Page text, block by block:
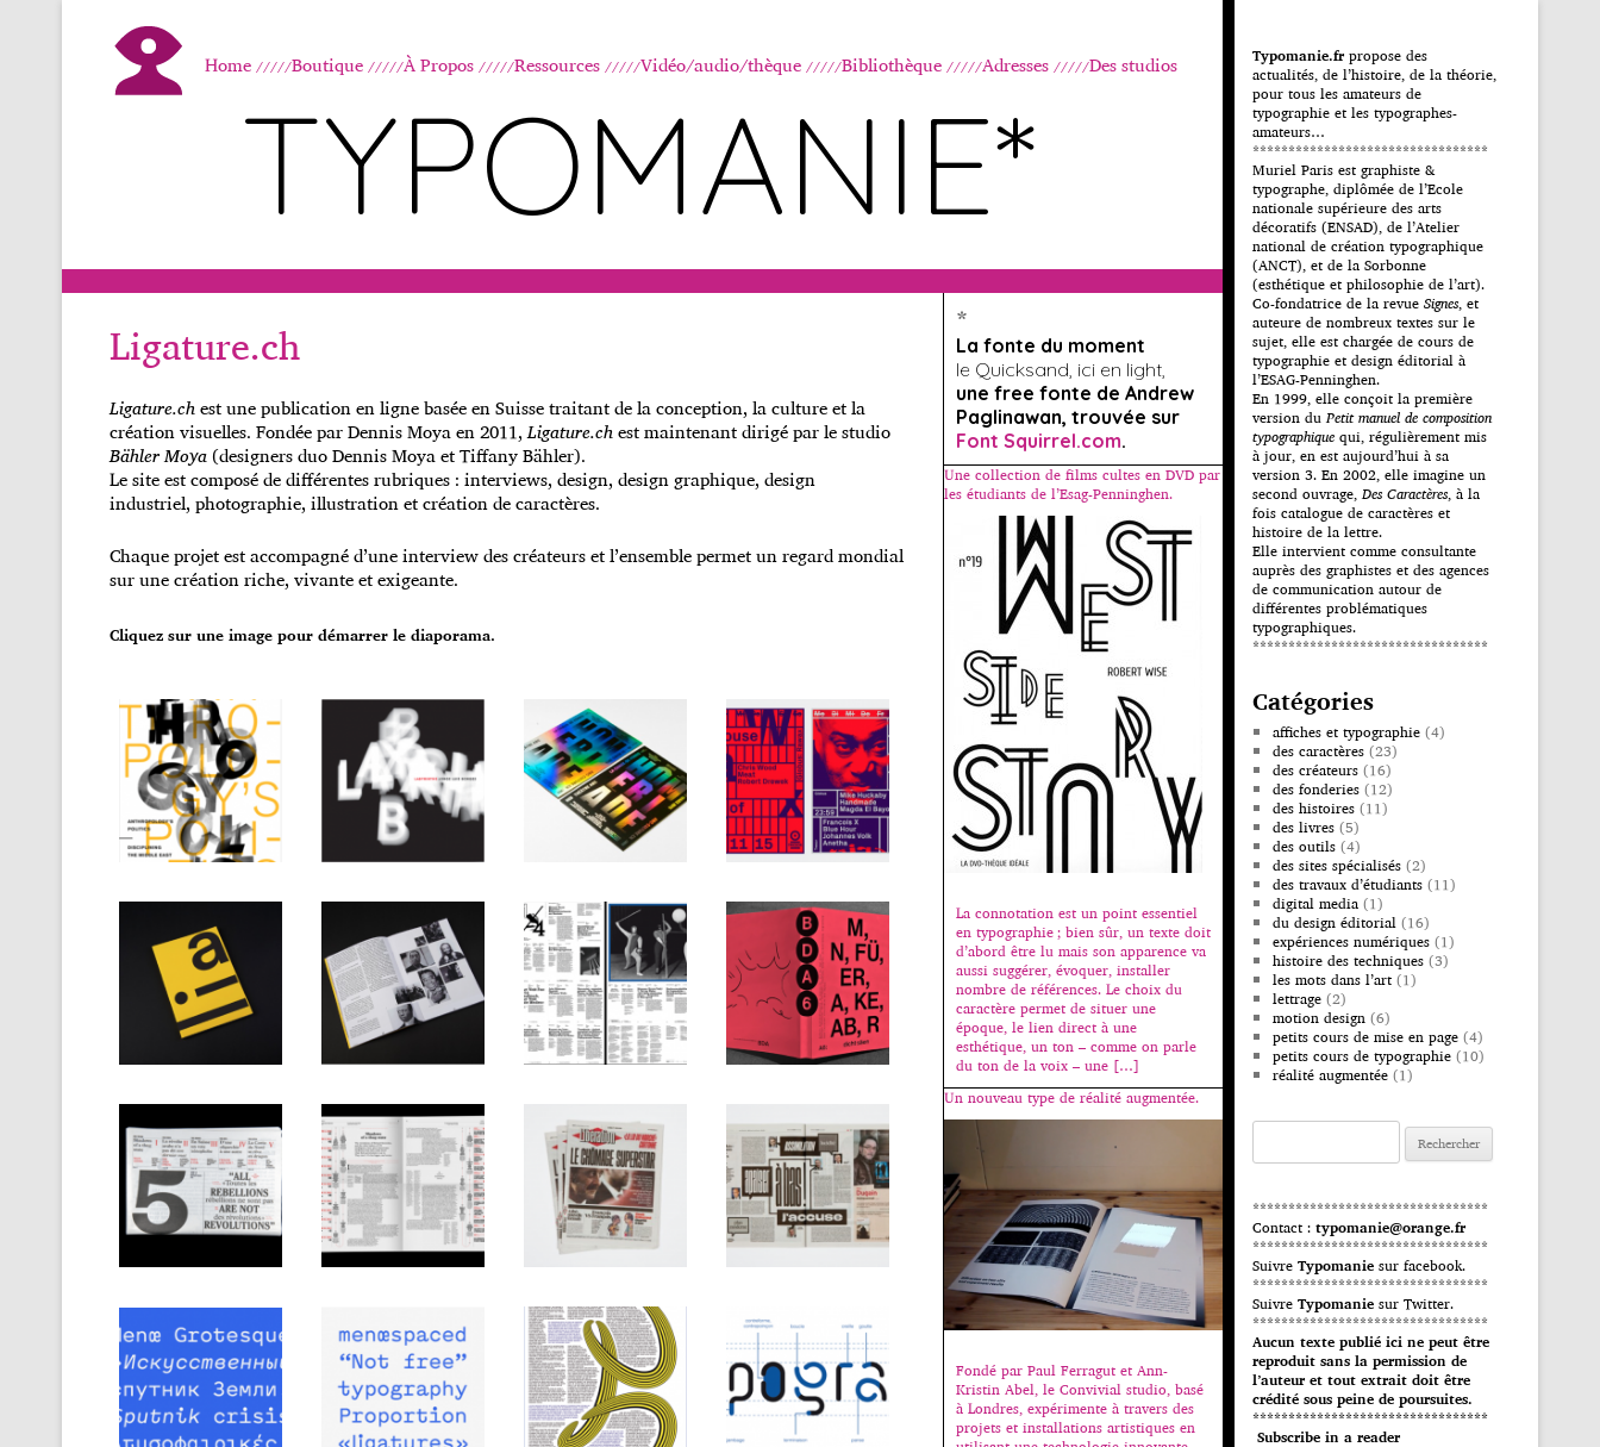
Home Boutique À Propos Ressources Vidéo/audio/thèque Bibliothèque Adresses Des studios
TYPOMANIE*
Ligature.ch
Ligature.chest une publication en ligne basée en Suisse traitant de la conception, la culture et la
création visuelles. Fondée par Dennis Moya en 2011,Ligature.chest maintenant dirigé par le studio
Bähler Moya (designers duo Dennis Moya et Tiffany Bähler).
Le site est composé de différentes rubriques : interviews, design, design graphique, design
industriel, photographie, illustration et création de caractères.
Chaque projet est accompagné d’une interview des créateurs et l’ensemble permet un regard mondial
sur une création riche, vivante et exigeante.
Cliquez sur une image pour démarrer le diaporama.
*
La fonte du moment
le Quicksand, ici en light,
une free fonte de Andrew
Paglinawan, trouvée sur
Font Squirrel.com.
Une collection de films cultes en DVD par
les étudiants de l’Esag-Penninghen.
La connotation est un point essentiel
en typographie ; bien sûr, un texte doit
d’abord être lu mais son apparence va
aussi suggérer, évoquer, installer
nombre de références. Le choix du
caractère permet de situer une
époque, le lien direct à une
esthétique, un ton – comme on parle
du ton de la voix – une […]
Un nouveau type de réalité augmentée.
Fondé par Paul Ferragut et Ann-
Kristin Abel, le Convivial studio, basé
à Londres, expérimente à travers des
projets et installations artistiques en
Typomanie.fr propose des
actualités, de l’histoire, de la théorie,
pour tous les amateurs de
typographie et les typographes-
amateurs…
*********************************
Muriel Paris est graphiste &
typographe, diplômée de l’Ecole
nationale supérieure des arts
décoratifs (ENSAD), de l’Atelier
national de création typographique
(ANCT), et de la Sorbonne
(esthétique et philosophie de l’art).
Co-fondatrice de la revue Signes, et
auteure de nombreux textes sur le
sujet, elle est chargée de cours de
typographie et design éditorial à
l’ESAG-Penninghen.
En 1999, elle conçoit la première
version duPetit manuel de composition
typographique qui, régulièrement mis
à jour, en est aujourd’hui à sa
version 3. En 2002, elle imagine un
second ouvrage, Des Caractères, à la
fois catalogue de caractères et
histoire de la lettre.
Elle intervient comme consultante
auprès des graphistes et des agences
de communication autour de
différentes problématiques
typographiques.
*********************************
Catégories
affiches et typographie (4)
des caractères (23)
des créateurs (16)
des fonderies (12)
des histoires (11)
des livres (5)
des outils (4)
des sites spécialisés (2)
des travaux d’étudiants (11)
digital media (1)
du design éditorial (16)
expériences numériques (1)
histoire des techniques (3)
les mots dans l’art (1)
lettrage (2)
motion design (6)
petits cours de mise en page (4)
petits cours de typographie (10)
réalité augmentée (1)
Rechercher :
*********************************
Contact : typomanie@orange.fr
*********************************
Suivre Typomanie sur facebook.
*********************************
Suivre Typomanie sur Twitter.
*********************************
Aucun texte publié ici ne peut être
reproduit sans la permission de
l’auteur et tout extrait doit être
crédité sous peine de poursuites.
*********************************
Subscribe in a reader